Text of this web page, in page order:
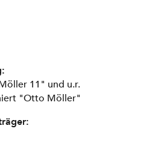
11" und u.r.
"Otto Möller"